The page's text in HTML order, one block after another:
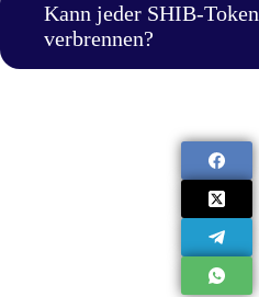
Kann jeder SHIB-Token
verbrennen?